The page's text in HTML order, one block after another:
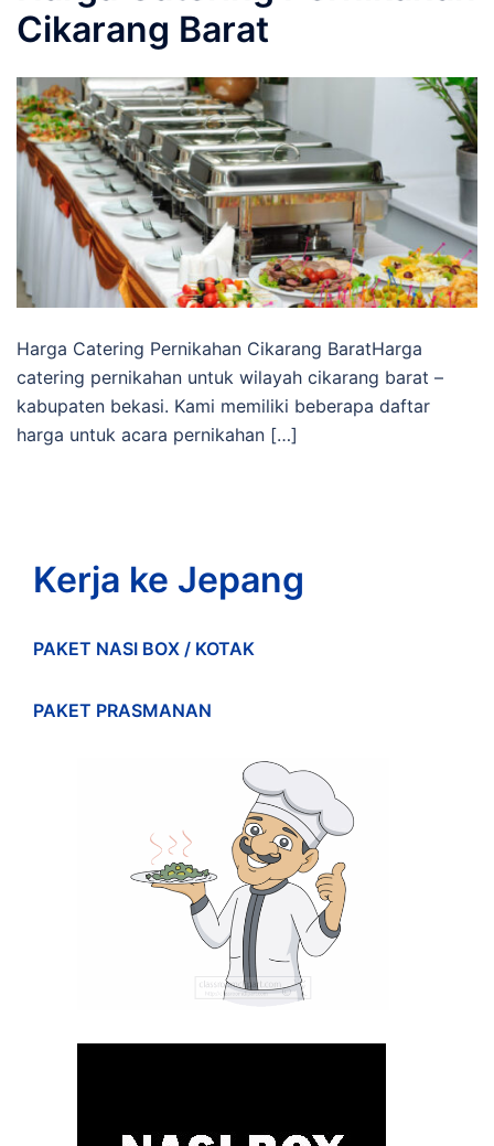
Cikarang Barat
Harga Catering Pernikahan Cikarang BaratHarga
catering pernikahan untuk wilayah cikarang barat –
kabupaten bekasi. Kami memiliki beberapa daftar
harga untuk acara pernikahan […]
Kerja ke Jepang
PAKET NASI BOX / KOTAK
PAKET PRASMANAN